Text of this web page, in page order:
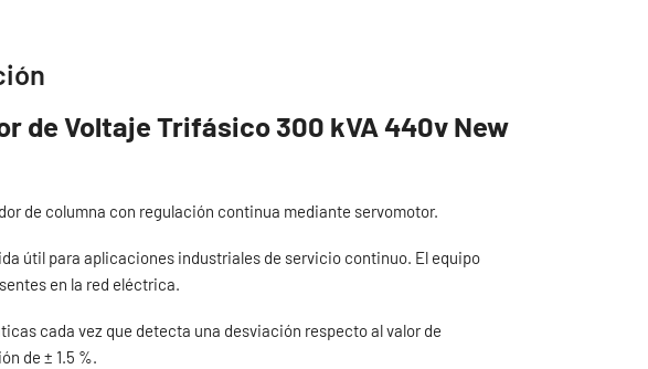
de Voltaje Trifásico 300 kVA 440v New
de columna con regulación continua mediante servomotor.
útil para aplicaciones industriales de servicio continuo. El equipo
en la red eléctrica.
cada vez que detecta una desviación respecto al valor de
de ± 1.5 %.